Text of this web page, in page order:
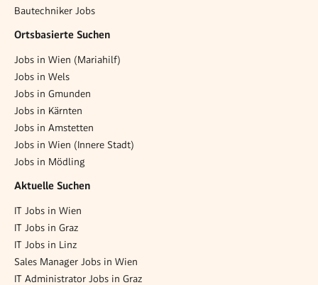
Bautechniker Jobs
Ortsbasierte Suchen
Jobs in Wien (Mariahilf)
Jobs in Wels
Jobs in Gmunden
Jobs in Kärnten
Jobs in Amstetten
Jobs in Wien (Innere Stadt)
Jobs in Mödling
Aktuelle Suchen
IT Jobs in Wien
IT Jobs in Graz
IT Jobs in Linz
Sales Manager Jobs in Wien
IT Administrator Jobs in Graz